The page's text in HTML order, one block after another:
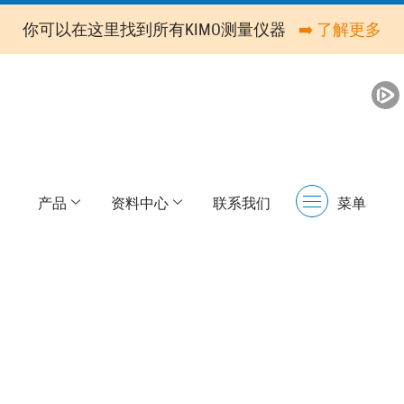
你可以在这里找到所有KIMO测量仪器 ➡️ 了解更多
产品 资料中心
联系我们
Menu
菜单